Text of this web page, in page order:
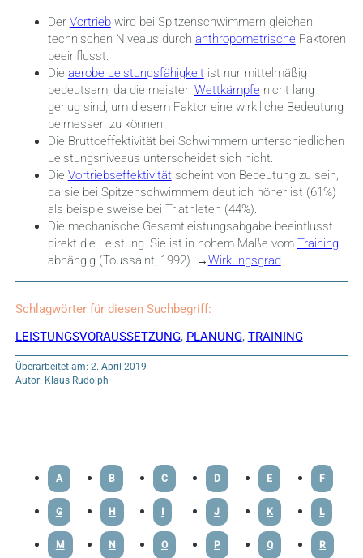
Der Vortriebwird bei Spitzenschwimmern gleichen
technischen Niveaus durch anthropometrische Faktoren
beeinflusst.
Die aerobe Leistungsfähigkeit ist nur mittelmäßig
bedeutsam, da die meisten Wettkämpfe nicht lang
genug sind, um diesem Faktor eine wirklliche Bedeutung
beimessen zu können.
Die Bruttoeffektivität bei Schwimmern unterschiedlichen
Leistungsniveaus unterscheidet sich nicht.
Die Vortriebseffektivität scheint von Bedeutung zu sein,
da sie bei Spitzenschwimmern deutlich höher ist (61%)
als beispielsweise bei Triathleten (44%).
Die mechanische Gesamtleistungsabgabe beeinflusst
direkt die Leistung. Sie ist in hohem Maße vom Training
abhängig (Toussaint, 1992). →Wirkungsgrad
Schlagwörter für diesen Suchbegriff:
LEISTUNGSVORAUSSETZUNG, PLANUNG, TRAINING
Überarbeitet am: 2. April 2019
Autor: Klaus Rudolph
A B C D E F
G H I J K L
M N O P Q R